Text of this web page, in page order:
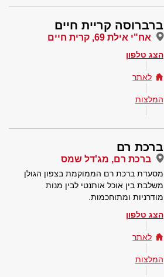
ברברוסה קריית חיים
אח"י אילת 69, קרית חיים
הצג טלפון
לאתר
המלצות
ברכת רם
ברכת רם, מג'דל שמס
מסעדת ברכת רם הממוקמת בצפון הגולן
משלבת בין אוכל אותנטי לבין מנות
מודרניות ומתוחכמות.
הצג טלפון
לאתר
המלצות